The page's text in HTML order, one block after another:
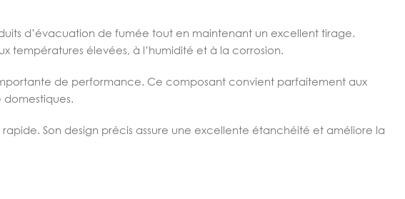
d’évacuation de fumée tout en maintenant un excellent tirage.
élevées, à l’humidité et à la corrosion.
de performance. Ce composant convient parfaitement aux
Son design précis assure une excellente étanchéité et améliore la